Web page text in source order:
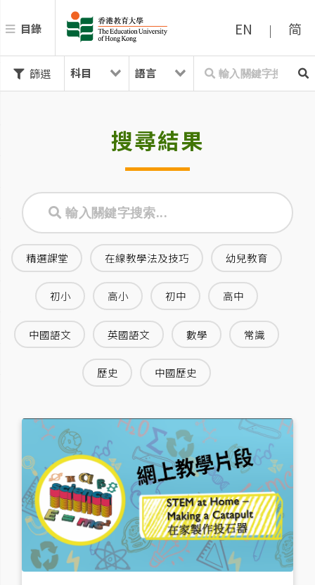
目錄 EN | 简
篩選
搜尋結果
精選課堂 在線教學法及技巧 幼兒教育
初小 高小 初中 高中
中國語文 英國語文 數學 常識
歷史 中國歷史